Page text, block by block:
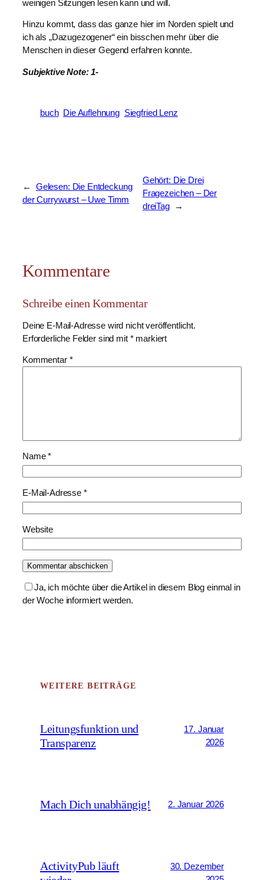
weinigen Sitzungen lesen kann und will.
Hinzu kommt, dass das ganze hier im Norden spielt und
ich als „Dazugezogener“ ein bisschen mehr über die
Menschen in dieser Gegend erfahren konnte.
Subjektive Note: 1-
buch Die Auflehnung Siegfried Lenz
←
Gelesen: Die Entdeckung
der Currywurst – Uwe Timm
Gehört: Die Drei
Fragezeichen – Der
dreiTag
→
Kommentare
Schreibe einen Kommentar
Deine E-Mail-Adresse wird nicht veröffentlicht.
Erforderliche Felder sind mit *markiert
Kommentar *
Name*
E-Mail-Adresse *
Website
Ja, ich möchte über die Artikel in diesem Blog einmal in
der Woche informiert werden.
WEITERE BEITRÄGE
Leitungsfunktion und
Transparenz
17. Januar
2026
Mach Dich unabhängig! 2. Januar 2026
ActivityPub läuft
30. Dezember